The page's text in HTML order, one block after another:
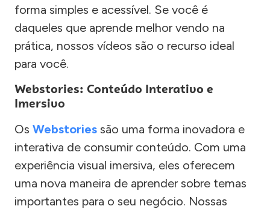
forma simples e acessível. Se você é
daqueles que aprende melhor vendo na
prática, nossos vídeos são o recurso ideal
para você.
Webstories: Conteúdo Interativo e
Imersivo
Os Webstories são uma forma inovadora e
interativa de consumir conteúdo. Com uma
experiência visual imersiva, eles oferecem
uma nova maneira de aprender sobre temas
importantes para o seu negócio. Nossas